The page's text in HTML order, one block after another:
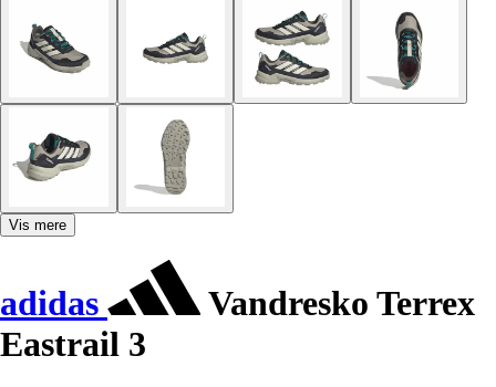
Vis mere
adidas
Vandresko Terrex
Eastrail 3